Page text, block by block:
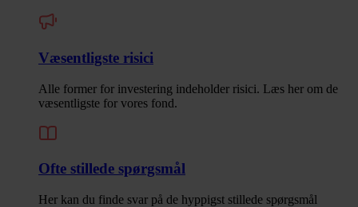
Væsentligste risici
Alle former for investering indeholder risici. Læs her om de
væsentligste for vores fond.
Ofte stillede spørgsmål
Her kan du finde svar på de hyppigst stillede spørgsmål